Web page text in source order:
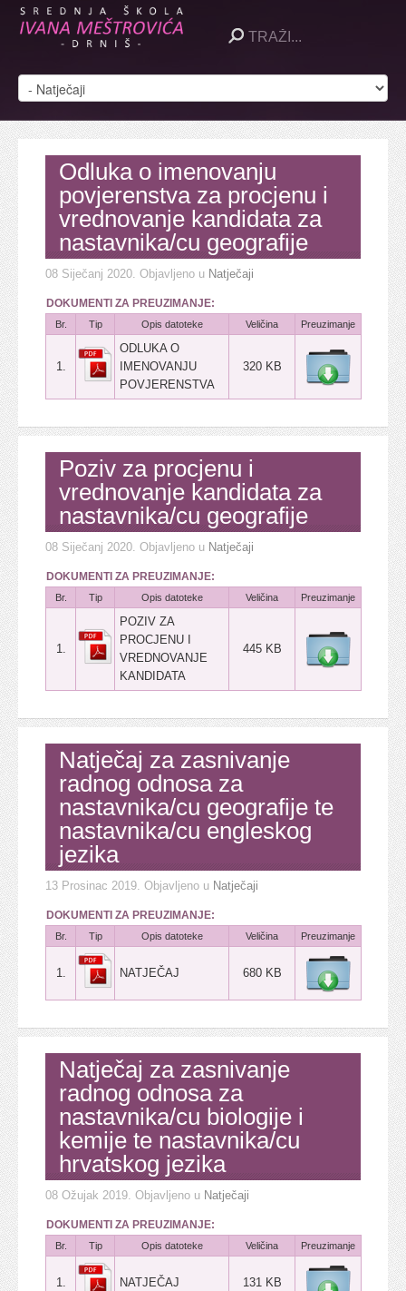
Odluka o imenovanju
povjerenstva za procjenu i
vrednovanje kandidata za
nastavnika/cu geografije
08 Siječanj 2020. Objavljeno u Natječaji
DOKUMENTI ZA PREUZIMANJE:
Br. Tip Opis datoteke Veličina Preuzimanje
1.
ODLUKA O
IMENOVANJU
POVJERENSTVA
320 KB
Poziv za procjenu i
vrednovanje kandidata za
nastavnika/cu geografije
08 Siječanj 2020. Objavljeno u Natječaji
DOKUMENTI ZA PREUZIMANJE:
Br. Tip Opis datoteke Veličina Preuzimanje
1.
POZIV ZA
PROCJENU I
VREDNOVANJE
KANDIDATA
445 KB
Natječaj za zasnivanje
radnog odnosa za
nastavnika/cu geografije te
nastavnika/cu engleskog
jezika
13 Prosinac 2019. Objavljeno u Natječaji
DOKUMENTI ZA PREUZIMANJE:
Br. Tip Opis datoteke Veličina Preuzimanje
1. NATJEČAJ 680 KB
Natječaj za zasnivanje
radnog odnosa za
nastavnika/cu biologije i
kemije te nastavnika/cu
hrvatskog jezika
08 Ožujak 2019. Objavljeno u Natječaji
DOKUMENTI ZA PREUZIMANJE:
Br. Tip Opis datoteke Veličina Preuzimanje
1. NATJEČAJ 131 KB